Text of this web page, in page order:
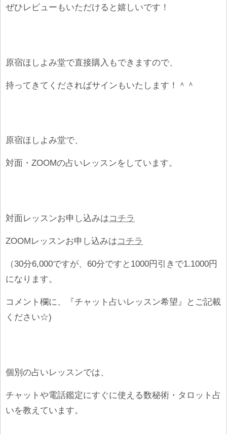
ぜひレビューもいただけると嬉しいです！
原宿ほしよみ堂で直接購入もできますので、
持ってきてくださればサインもいたします！＾＾
原宿ほしよみ堂で、
対面・ZOOMの占いレッスンをしています。
対面レッスンお申し込みはコチラ
ZOOMレッスンお申し込みはコチラ
（30分6,000ですが、60分ですと1000円引きで1.1000円
になります。
コメント欄に、『チャット占いレッスン希望』とご記載
ください☆)
個別の占いレッスンでは、
チャットや電話鑑定にすぐに使える数秘術・タロット占
いを教えています。